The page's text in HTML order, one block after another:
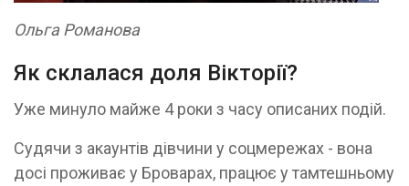
Ольга Романова
Як склалася доля Вікторії?
Уже минуло майже 4 роки з часу описаних подій.
Судячи з акаунтів дівчини у соцмережах - вона
досі проживає у Броварах, працює у тамтешньому